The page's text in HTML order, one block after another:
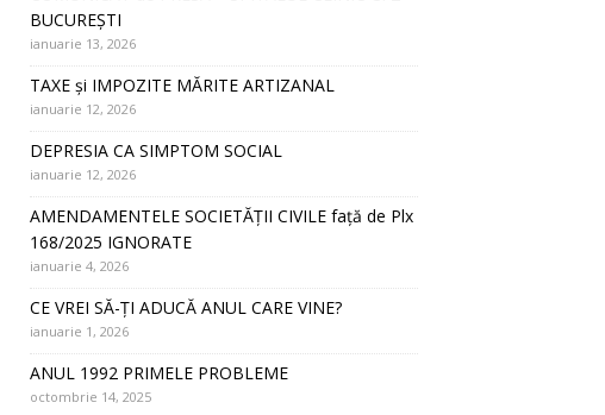
BUCUREȘTI
ianuarie 13, 2026
TAXE și IMPOZITE MĂRITE ARTIZANAL
ianuarie 12, 2026
DEPRESIA CA SIMPTOM SOCIAL
ianuarie 12, 2026
AMENDAMENTELE SOCIETĂȚII CIVILE față de Plx
168/2025 IGNORATE
ianuarie 4, 2026
CE VREI SĂ-ȚI ADUCĂ ANUL CARE VINE?
ianuarie 1, 2026
ANUL 1992 PRIMELE PROBLEME
octombrie 14, 2025